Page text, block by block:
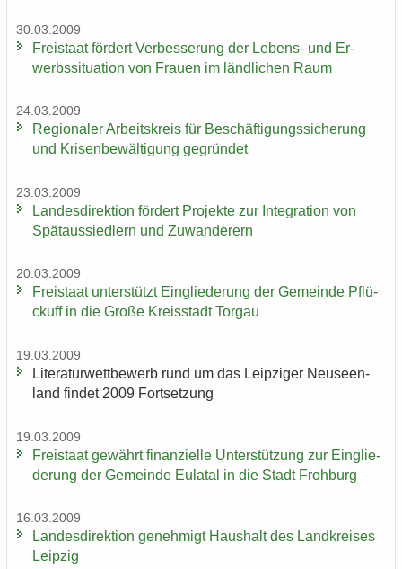
30.03.2009
Frei­staat för­dert Ver­bes­se­rung der Lebens-​ und Er­
werbs­si­tua­ti­on von Frau­en im länd­li­chen Raum
24.03.2009
Re­gio­na­ler Ar­beits­kreis für Be­schäf­ti­gungs­si­che­rung
und Kri­sen­be­wäl­ti­gung ge­grün­det
23.03.2009
Lan­des­di­rek­ti­on för­dert Pro­jek­te zur In­te­gra­ti­on von
Spät­aus­sied­lern und Zu­wan­de­rern
20.03.2009
Frei­staat un­ter­stützt Ein­glie­de­rung der Ge­mein­de Pflü­
ckuff in die Große Kreis­stadt Tor­gau
19.03.2009
Li­te­ra­tur­wett­be­werb rund um das Leip­zi­ger Neu­seen­
land fin­det 2009 Fort­set­zung
19.03.2009
Frei­staat ge­währt fi­nan­zi­el­le Un­ter­stüt­zung zur Ein­glie­
de­rung der Ge­mein­de Eu­la­tal in die Stadt Froh­burg
16.03.2009
Lan­des­di­rek­ti­on ge­neh­migt Haus­halt des Land­krei­ses
Leip­zig